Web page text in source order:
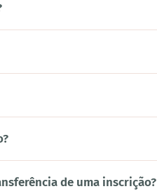
de uma inscrição?